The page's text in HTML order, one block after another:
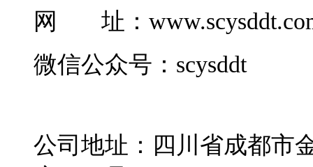
网 址：
微信公众号：scysddt
公司地址：四川省成都市